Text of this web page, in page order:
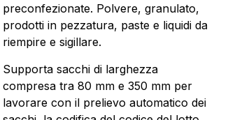
preconfezionate. Polvere, granulato,
prodotti in pezzatura, paste e liquidi da
riempire e sigillare.
Supporta sacchi di larghezza
compresa tra 80 mm e 350 mm per
lavorare con il prelievo automatico dei